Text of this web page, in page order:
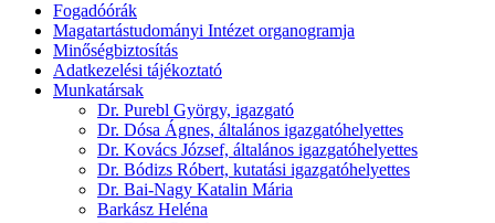
Fogadóórák
Magatartástudományi Intézet organogramja
Minőségbiztosítás
Adatkezelési tájékoztató
Munkatársak
Dr. Purebl György, igazgató
Dr. Dósa Ágnes, általános igazgatóhelyettes
Dr. Kovács József, általános igazgatóhelyettes
Dr. Bódizs Róbert, kutatási igazgatóhelyettes
Dr. Bai-Nagy Katalin Mária
Barkász Heléna